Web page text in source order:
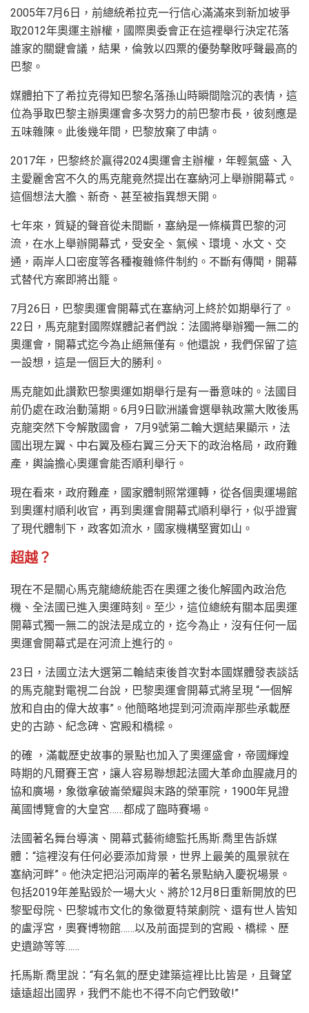
2005年7月6日，前總統希拉克一行信心滿滿來到新加坡爭
取2012年奧運主辦權，國際奧委會正在這裡舉行決定花落
誰家的關鍵會議，結果，倫敦以四票的優勢擊敗呼聲最高的
巴黎。
媒體拍下了希拉克得知巴黎名落孫山時瞬間陰沉的表情，這
位為爭取巴黎主辦奧運會多次努力的前巴黎市長，彼刻應是
五味雜陳。此後幾年間，巴黎放棄了申請。
2017年，巴黎終於贏得2024奧運會主辦權，年輕氣盛、入
主愛麗舍宮不久的馬克龍竟然提出在塞納河上舉辦開幕式。
這個想法大膽、新奇、甚至被指異想天開。
七年來，質疑的聲音從未間斷，塞納是一條橫貫巴黎的河
流，在水上舉辦開幕式，受安全、氣候、環境、水文、交
通，兩岸人口密度等各種複雜條件制約。不斷有傳聞，開幕
式替代方案即將出籠。
7月26日，巴黎奧運會開幕式在塞納河上終於如期舉行了。
22日，馬克龍對國際媒體記者們說：法國將舉辦獨一無二的
奧運會，開幕式迄今為止絕無僅有。他還說，我們保留了這
一設想，這是一個巨大的勝利。
馬克龍如此讚歎巴黎奧運如期舉行是有一番意味的。法國目
前仍處在政治動蕩期。6月9日歐洲議會選舉執政黨大敗後馬
克龍突然下令解散國會， 7月9號第二輪大選結果顯示，法
國出現左翼、中右翼及極右翼三分天下的政治格局，政府難
產，輿論擔心奧運會能否順利舉行。
現在看來，政府難產，國家體制照常運轉，從各個奧運場館
到奧運村順利收官，再到奧運會開幕式順利舉行，似乎證實
了現代體制下，政客如流水，國家機構堅實如山。
超越？
現在不是關心馬克龍總統能否在奧運之後化解國內政治危
機、全法國已進入奧運時刻。至少，這位總統有關本屆奧運
開幕式獨一無二的說法是成立的，迄今為止，沒有任何一屆
奧運會開幕式是在河流上進行的。
23日，法國立法大選第二輪結束後首次對本國媒體發表談話
的馬克龍對電視二台說，巴黎奧運會開幕式將呈現 “一個解
放和自由的偉大故事”。他簡略地提到河流兩岸那些承載歷
史的古跡、紀念碑、宮殿和橋樑。
的確 ，滿載歷史故事的景點也加入了奧運盛會，帝國輝煌
時期的凡爾賽王宮，讓人容易聯想起法國大革命血腥歲月的
協和廣場，象徵拿破崙榮耀與末路的榮軍院，1900年見證
萬國博覽會的大皇宮……都成了臨時賽場。
法國著名舞台導演、開幕式藝術總監托馬斯.喬里告訴媒
體：“這裡沒有任何必要添加背景，世界上最美的風景就在
塞納河畔”。他決定把沿河兩岸的著名景點納入慶祝場景。
包括2019年差點毀於一場大火、將於12月8日重新開放的巴
黎聖母院、巴黎城市文化的象徵夏特萊劇院、還有世人皆知
的盧浮宮，奧賽博物館……以及前面提到的宮殿、橋樑、歷
史遺跡等等……
托馬斯.喬里說：“有名氣的歷史建築這裡比比皆是，且聲望
遠遠超出國界，我們不能也不得不向它們致敬!”